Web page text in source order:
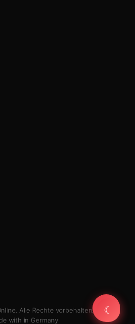
Alle Rechte vorbehalten.
with in Germany
☾
☾